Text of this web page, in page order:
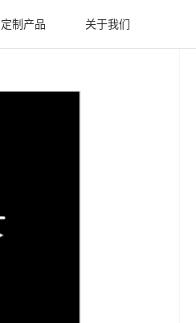
定制产品 关于我们